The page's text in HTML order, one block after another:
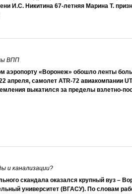
И.С. Никитина 67-летняя Марина Т.
ВПП
аэропорту «Воронеж» обошло ленты
апреля, самолет ATR-72 авиакомпании
выкатился за пределы взлетно-
и канализации?
скандала оказался крупный вуз –
университет (ВГАСУ). По словам